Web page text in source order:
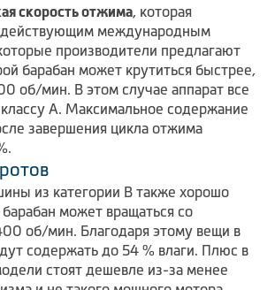
скорость отжима , которая
действующим международным
производители предлагают
барабан может крутиться быстрее,
об/мин. В этом случае аппарат все
классу А. Максимальное содержание
завершения цикла отжима
из категории В также хорошо
может вращаться со
об/мин. Благодаря этому вещи в
содержать до 54 % влаги. Плюс в
стоят дешевле из-за менее